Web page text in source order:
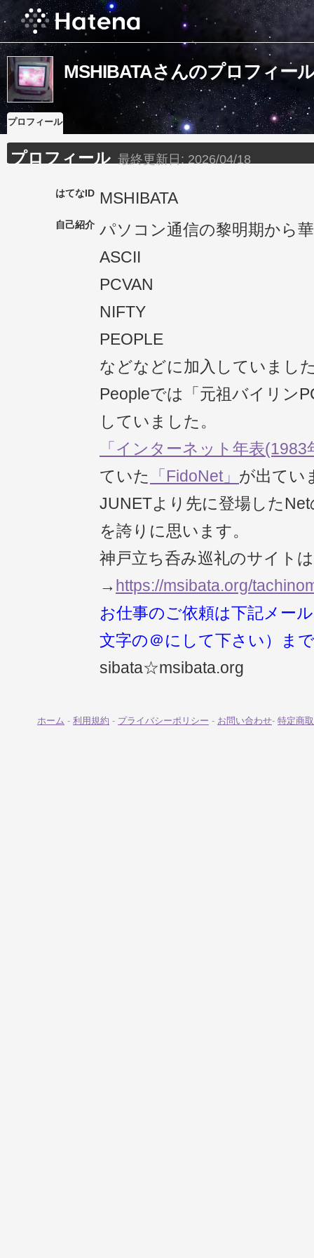
MSHIBATAさんのプロフィー
プロフィール
プロフィール 最終更新日: 2026/04/18
はてなID MSHIBATA
自己紹介 パソコン通信の黎明期から
ASCII
PCVAN
NIFTY
PEOPLE
などなどに加入していまし
Peopleでは「元祖バイリン
していました。
「インターネット年表(1983
ていた
「FidoNet」 が出てい
JUNETより先に登場した
を誇りに思います。
神戸立ち呑み巡礼のサイト
→ https://msibata.org/
お仕事のご依頼は下記メー
文字の＠にして下さい）ま
sibata☆msibata.org
ホーム - 利用規約 - プライバシーポリシー - お問い合わせ- 特定商